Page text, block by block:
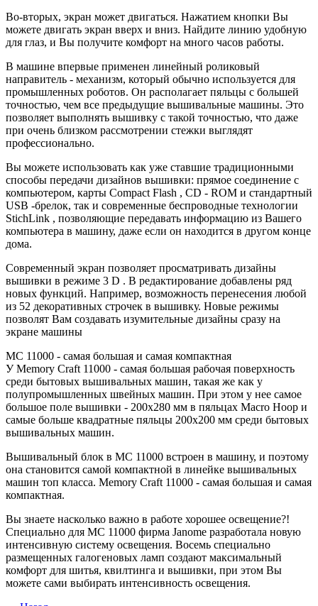
Во-вторых, экран может двигаться. Нажатием кнопки Вы
можете двигать экран вверх и вниз. Найдите линию удобную
для глаз, и Вы получите комфорт на много часов работы.
В машине впервые применен линейный роликовый
направитель - механизм, который обычно используется для
промышленных роботов. Он располагает пяльцы с большей
точностью, чем все предыдущие вышивальные машины. Это
позволяет выполнять вышивку с такой точностью, что даже
при очень близком рассмотрении стежки выглядят
профессионально.
Вы можете использовать как уже ставшие традиционными
способы передачи дизайнов вышивки: прямое соединение с
компьютером, карты Compact Flash , CD - ROM и стандартный
USB -брелок, так и современные беспроводные технологии
StichLink , позволяющие передавать информацию из Вашего
компьютера в машину, даже если он находится в другом конце
дома.
Современный экран позволяет просматривать дизайны
вышивки в режиме 3 D . В редактирование добавлены ряд
новых функций. Например, возможность перенесения любой
из 52 декоративных строчек в вышивку. Новые режимы
позволят Вам создавать изумительные дизайны сразу на
экране машины
МС 11000 - самая большая и самая компактная
У Мemory Сraft 11000 - самая большая рабочая поверхность
среди бытовых вышивальных машин, такая же как у
полупромышленных швейных машин. При этом у нее самое
большое поле вышивки - 200х280 мм в пяльцах Macro Hoop и
самые больше квадратные пяльцы 200х200 мм среди бытовых
вышивальных машин.
Вышивальный блок в МС 11000 встроен в машину, и поэтому
она становится самой компактной в линейке вышивальных
машин топ класса. Мemory Сraft 11000 - самая большая и самая
компактная.
Вы знаете насколько важно в работе хорошее освещение?!
Специально для МС 11000 фирма Janome разработала новую
интенсивную систему освещения. Восемь специально
размещенных галогеновых ламп создают максимальный
комфорт для шитья, квилтинга и вышивки, при этом Вы
можете сами выбирать интенсивность освещения.